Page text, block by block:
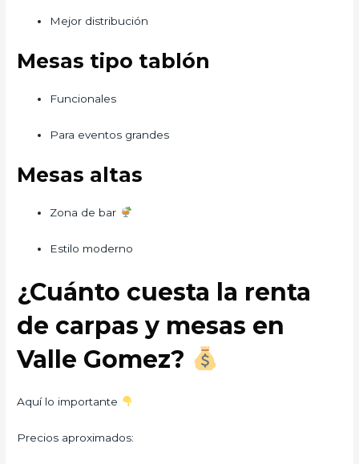
Mejor distribución
Mesas tipo tablón
Funcionales
Para eventos grandes
Mesas altas
Zona de bar
Estilo moderno
¿Cuánto cuesta la renta
de carpas y mesas en
Valle Gomez?
Aquí lo importante
Precios aproximados: